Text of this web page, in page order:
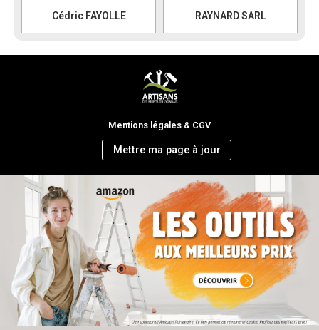
Cédric FAYOLLE RAYNARD SARL
Mentions légales & CGV
Mettre ma page à jour